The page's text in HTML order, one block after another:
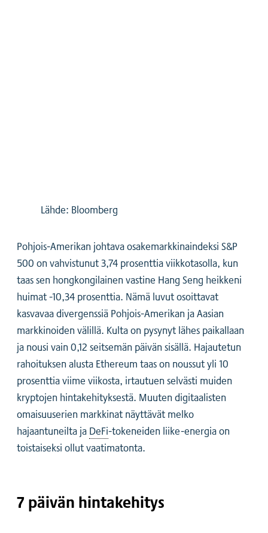
Lähde: Bloomberg
Pohjois-Amerikan johtava osakemarkkinaindeksi S&P
500 on vahvistunut 3,74 prosenttia viikkotasolla, kun
taas sen hongkongilainen vastine Hang Seng heikkeni
huimat -10,34 prosenttia. Nämä luvut osoittavat
kasvavaa divergenssiä Pohjois-Amerikan ja Aasian
markkinoiden välillä. Kulta on pysynyt lähes paikallaan
ja nousi vain 0,12 seitsemän päivän sisällä. Hajautetun
rahoituksen alusta Ethereum taas on noussut yli 10
prosenttia viime viikosta, irtautuen selvästi muiden
kryptojen hintakehityksestä. Muuten digitaalisten
omaisuuserien markkinat näyttävät melko
hajaantuneilta jaDeFi-tokeneiden liike-energia on
toistaiseksi ollut vaatimatonta.
7 päivän hintakehitys